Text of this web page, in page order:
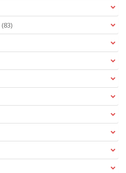
(83)